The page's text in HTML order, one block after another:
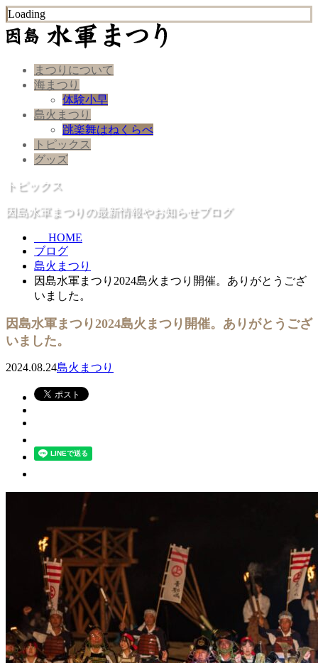
Loading
まつりについて
海まつり
体験小早
島火まつり
跳楽舞はねくらべ
トピックス
グッズ
トピックス
因島水軍まつりの最新情報やお知らせブログ
HOME
ブログ
島火まつり
因島水軍まつり2024島火まつり開催。ありがとうござ
いました。
因島水軍まつり2024島火まつり開催。ありがとうござ
いました。
2024.08.24島火まつり